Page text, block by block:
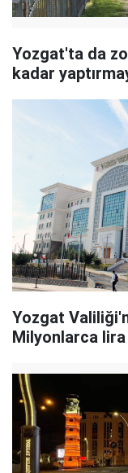
Yozgat'ta da
kadar
Yozgat
Milyonlarca